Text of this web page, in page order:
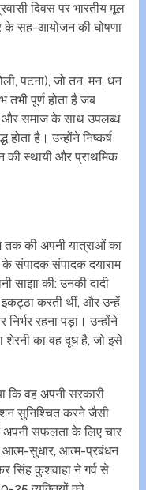
दिवस पर भारतीय मूल
के सह-आयोजन की घोषणा
पटना), जो ‌तन, मन, धन
तभी पूर्ण होता है जब
है और समाज के साथ उपलब्ध
है। उन्होंने निष्कर्ष
की स्थायी और प्राथमिक
तक की अपनी यात्राओं का
के संपादक संपादक दयाराम
साझा की: उनकी दादी
करती थीं, और उन्हें
रहना पड़ा। उन्होंने
शेरनी का वह दूध है, जो इसे
कि वह अपनी सरकारी
सुनिश्चित करने जैसी
सफलता के लिए चार
आत्म-सुधार, आत्म-प्रबंधन
सिंह कुशवाहा ने गर्व से